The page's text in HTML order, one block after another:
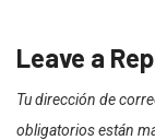
Leave a
Tu dirección de
obligatorios están